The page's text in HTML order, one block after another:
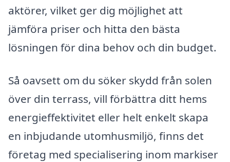
aktörer, vilket ger dig möjlighet att
jämföra priser och hitta den bästa
lösningen för dina behov och din budget.
Så oavsett om du söker skydd från solen
över din terrass, vill förbättra ditt hems
energieffektivitet eller helt enkelt skapa
en inbjudande utomhusmiljö, finns det
företag med specialisering inom markiser